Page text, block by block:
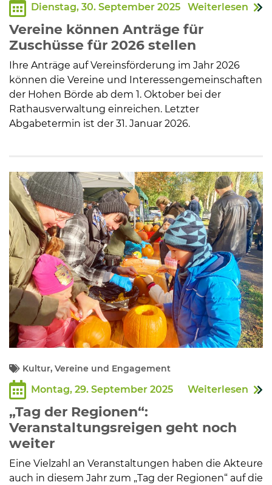
Kommunalpolitik
Bildung und Soziales
Wirtschaft, Bauen, Verkehr
Tourismus, Freizeit, Dorfleben
Dienstag, 30. September 2025 Weiterlesen
Vereine können Anträge für
Zuschüsse für 2026 stellen
Ihre Anträge auf Vereinsförderung im Jahr 2026
können die Vereine und Interessengemeinschaften
der Hohen Börde ab dem 1. Oktober bei der
Rathausverwaltung einreichen. Letzter
Abgabetermin ist der 31. Januar 2026.
Kultur, Vereine und Engagement
Montag, 29. September 2025 Weiterlesen
„Tag der Regionen“:
Veranstaltungsreigen geht noch
weiter
Eine Vielzahl an Veranstaltungen haben die Akteure
auch in diesem Jahr zum „Tag der Regionen“ auf die